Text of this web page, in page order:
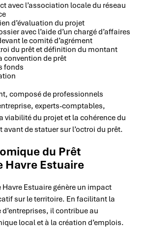
avec l’association locale du réseau
d’évaluation du projet
avec l’aide d’un chargé d’affaires
le comité d’agrément
du prêt et définition du montant
convention de prêt
fonds
composé de professionnels
experts-comptables,
viabilité du projet et la cohérence du
de statuer sur l’octroi du prêt.
du Prêt
Havre Estuaire
Havre Estuaire génère un impact
sur le territoire. En facilitant la
il contribue au
local et à la création d’emplois.